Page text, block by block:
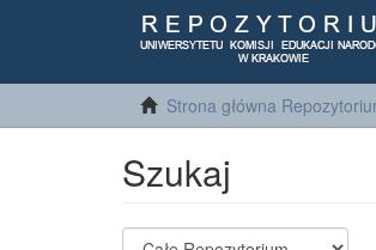
Strona główna
Szukaj